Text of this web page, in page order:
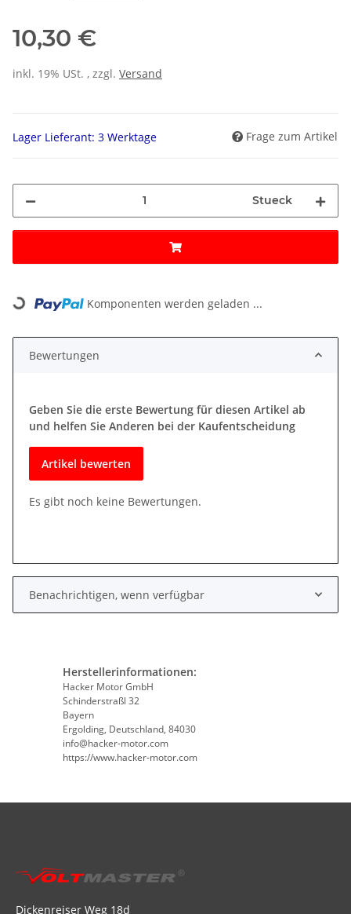
10,30 €
inkl. 19% USt. , zzgl. Versand
Lager Lieferant: 3 Werktage Frage zum Artikel
Stueck
Loading... Komponenten werden geladen ...
Bewertungen
Geben Sie die erste Bewertung für diesen Artikel ab
und helfen Sie Anderen bei der Kaufentscheidung
Artikel bewerten
Es gibt noch keine Bewertungen.
Benachrichtigen, wenn verfügbar
Herstellerinformationen:
Hacker Motor GmbH
Schinderstraßl 32
Bayern
Ergolding, Deutschland, 84030
info@hacker-motor.com
https://www.hacker-motor.com
Dickenreiser Weg 18d